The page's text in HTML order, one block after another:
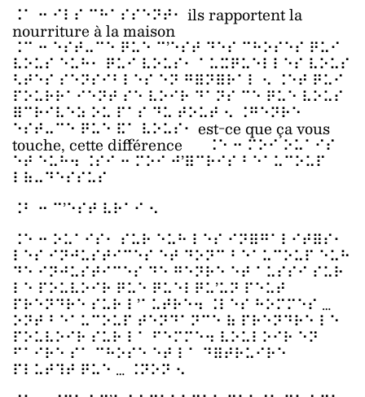
⠨⠁ ⠒ ⠊⠇⠎ ⠉⠓⠁⠎⠎⠑⠝⠞⠂ ils rapportent la
nourriture à la maison
⠨⠉ ⠒ ⠑⠎⠞⠤⠉⠑ ⠟⠥⠑ ⠉’⠑⠎⠞ ⠙⠑⠎ ⠉⠓⠕⠎⠑⠎ ⠟⠥⠊
⠧⠕⠥⠎ ⠑⠥⠓⠂ ⠟⠥⠊ ⠧⠕⠥⠎⠂ ⠁⠥⠭⠟⠥⠑⠇⠇⠑⠎ ⠧⠕⠥⠎
⠣⠞⠑⠎ ⠎⠑⠝⠎⠊⠃⠇⠑⠎ ⠑⠝ ⠛⠿⠝⠿⠗⠁⠇ ⠢ ⠨⠑⠞ ⠟⠥⠊
⠏⠕⠥⠗⠗⠁⠊⠑⠝⠞ ⠎⠑ ⠧⠕⠊⠗ ⠙⠁⠝⠎ ⠉⠑ ⠟⠥⠑ ⠧⠕⠥⠎
⠿⠉⠗⠊⠧⠑⠵ ⠕⠥ ⠏⠁⠎ ⠙⠥ ⠞⠕⠥⠞ ⠢ ⠨⠛⠑⠝⠗⠑
⠑⠎⠞⠤⠉⠑ ⠟⠥⠑ ⠯⠁ ⠧⠕⠥⠎⠂ est-ce que ça vous
touche, cette différence ⠨⠑ ⠒ ⠍⠕⠊ ⠕⠥⠁⠊⠎
⠑⠞ ⠑⠥⠓⠲ ⠨⠎⠊ ⠒ ⠍⠕⠊ ⠚’⠿⠉⠗⠊⠎ ⠃⠑⠁⠥⠉⠕⠥⠏
⠇⠷⠤⠙⠑⠎⠎⠥⠎
⠨⠃ ⠒ ⠉’⠑⠎⠞ ⠧⠗⠁⠊ ⠢
⠨⠑ ⠒ ⠕⠥⠁⠊⠎⠂ ⠎⠥⠗ ⠑⠥⠓ ⠇⠑⠎ ⠊⠝⠿⠛⠁⠇⠊⠞⠿⠎⠂
⠇⠑⠎ ⠊⠝⠚⠥⠎⠞⠊⠉⠑⠎ ⠑⠞ ⠙⠕⠝⠉ ⠃⠑⠁⠥⠉⠕⠥⠏ ⠑⠥⠓
⠙⠑ ⠊⠝⠚⠥⠎⠞⠊⠉⠑⠎ ⠙⠑ ⠛⠑⠝⠗⠑ ⠑⠞ ⠁⠥⠎⠎⠊ ⠎⠥⠗
⠇⠑ ⠏⠕⠥⠧⠕⠊⠗ ⠟⠥⠑ ⠟⠥⠑⠇⠟⠥’⠥⠝ ⠏⠑⠥⠞
⠏⠗⠑⠝⠙⠗⠑ ⠎⠥⠗ ⠇’⠁⠥⠞⠗⠑⠲ ⠨⠇⠑⠎ ⠓⠕⠍⠍⠑⠎ …
⠕⠝⠞ ⠃⠑⠁⠥⠉⠕⠥⠏ ⠞⠑⠝⠙⠁⠝⠉⠑ ⠷ ⠏⠗⠑⠝⠙⠗⠑ ⠇⠑
⠏⠕⠥⠧⠕⠊⠗ ⠎⠥⠗ ⠇⠁ ⠋⠑⠍⠍⠑⠲ ⠧⠕⠥⠇⠕⠊⠗ ⠑⠝
⠋⠁⠊⠗⠑ ⠎⠁ ⠉⠓⠕⠎⠑ ⠑⠞ ⠇⠁ ⠙⠿⠞⠗⠥⠊⠗⠑
⠏⠇⠥⠞⠹⠞ ⠟⠥⠑ … ⠨⠝⠕⠝ ⠢